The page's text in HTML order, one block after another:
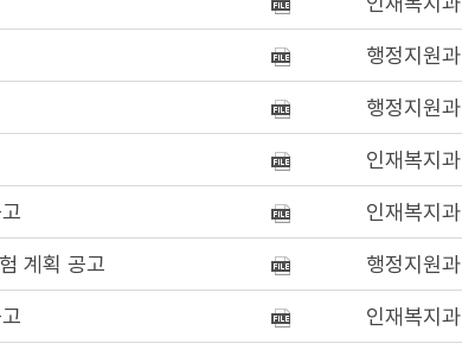
행정지원과
행정지원과
인재복지과
인재복지과
계획 공고 행정지원과
인재복지과